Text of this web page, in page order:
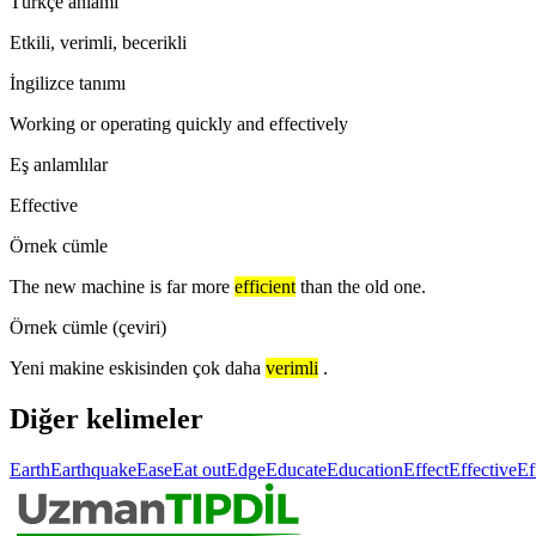
Etkili, verimli, becerikli
İngilizce tanımı
Working or operating quickly and effectively
Eş anlamlılar
Effective
Örnek cümle
The new machine is far more efficient than the old one.
Örnek cümle (çeviri)
Yeni makine eskisinden çok daha verimli .
Diğer kelimeler
EarthEarthquakeEaseEat outEdgeEducateEducationEffectEffective